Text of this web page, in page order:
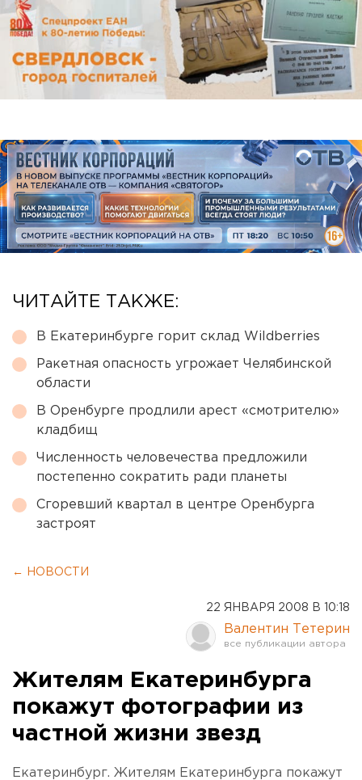
ЧИТАЙТЕ ТАКЖЕ:
В Екатеринбурге горит склад Wildberries
Ракетная опасность угрожает Челябинской
области
В Оренбурге продлили арест «смотрителю»
кладбищ
Численность человечества предложили
постепенно сократить ради планеты
Сгоревший квартал в центре Оренбурга
застроят
← НОВОСТИ
22 ЯНВАРЯ 2008 В 10:18
Валентин Тетерин
Жителям Екатеринбурга
покажут фотографии из
частной жизни звезд
Екатеринбург. Жителям Екатеринбурга покажут